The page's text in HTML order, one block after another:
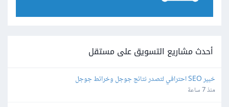
أحدث مشاريع التسويق على مستقل
خبير SEO احترافي لتصدر نتائج جوجل وخرائط جوجل
منذ 7 ساعة